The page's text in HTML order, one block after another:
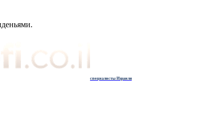
специалисты Израиля